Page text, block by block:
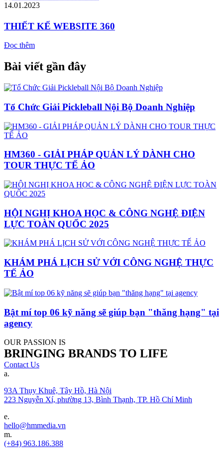
14.01.2023
THIẾT KẾ WEBSITE 360
Đọc thêm
Bài viết gần đây
Tổ Chức Giải Pickleball Nội Bộ Doanh Nghiệp
HM360 - GIẢI PHÁP QUẢN LÝ DÀNH CHO
TOUR THỰC TẾ ẢO
HỘI NGHỊ KHOA HỌC & CÔNG NGHỆ ĐIỆN
LỰC TOÀN QUỐC 2025
KHÁM PHÁ LỊCH SỬ VỚI CÔNG NGHỆ THỰC
TẾ ẢO
Bật mí top 06 kỹ năng sẽ giúp bạn "thăng hạng" tại
agency
OUR PASSION IS
BRINGING BRANDS TO LIFE
Contact Us
a.
93A Thụy Khuê, Tây Hồ, Hà Nội
223 Nguyễn Xí, phường 13, Bình Thạnh, TP. Hồ Chí Minh
e.
hello@hmmedia.vn
m.
(+84) 963.186.388